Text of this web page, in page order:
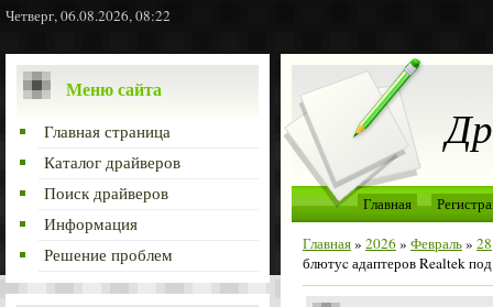
Четверг, 06.08.2026, 08:22
Меню сайта
Главная страница
Каталог драйверов
Поиск драйверов
Информация
Решение проблем
Главная
Главная» 2026» Февраль» 28
блютуc адаптеров Realtek